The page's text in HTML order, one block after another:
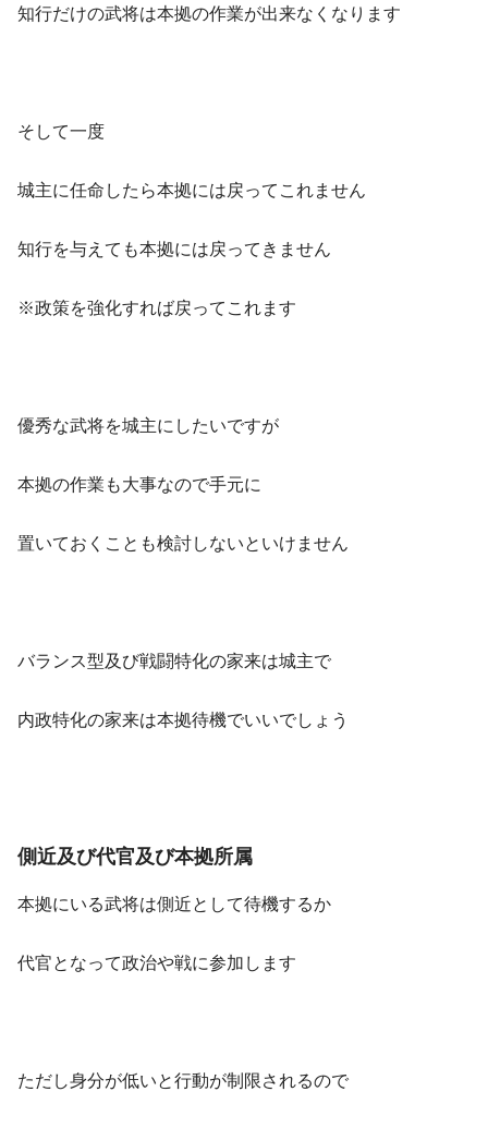
知行だけの武将は本拠の作業が出来なくなります
そして一度
城主に任命したら本拠には戻ってこれません
知行を与えても本拠には戻ってきません
※政策を強化すれば戻ってこれます
優秀な武将を城主にしたいですが
本拠の作業も大事なので手元に
置いておくことも検討しないといけません
バランス型及び戦闘特化の家来は城主で
内政特化の家来は本拠待機でいいでしょう
側近及び代官及び本拠所属
本拠にいる武将は側近として待機するか
代官となって政治や戦に参加します
ただし身分が低いと行動が制限されるので